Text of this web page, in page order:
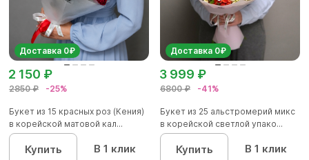
Доставка 0₽
2850 ₽ -25%
2 150 ₽
Букет из 15 красных роз (Кения)
в корейской матовой кал...
Купить В 1 клик
Доставка 0₽
6800 ₽ -41%
3 999 ₽
Букет из 25 альстромерий микс
в корейской светлой упако...
Купить В 1 клик